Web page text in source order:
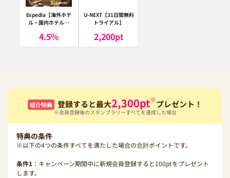
Expedia【海外ホテ
ル・国内ホテル予
ア）
4.5%
U-NEXT【31日間無料
トライアル】
2,200pt
紹介特典 登録すると最大2,300pt※プレゼント！
※会員登録後のスタンプラリーすべてを達成した場合
特典の条件
※以下の4つの条件すべてを満たした場合の合計ポイントです。
条件1 ：キャンペーン期間中に新規会員登録すると100ptをプレゼント
します。